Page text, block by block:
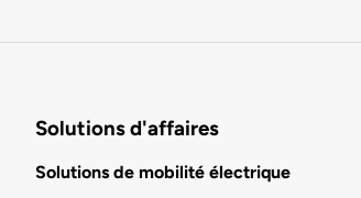
Solutions d'affaires
Solutions de mobilité électrique